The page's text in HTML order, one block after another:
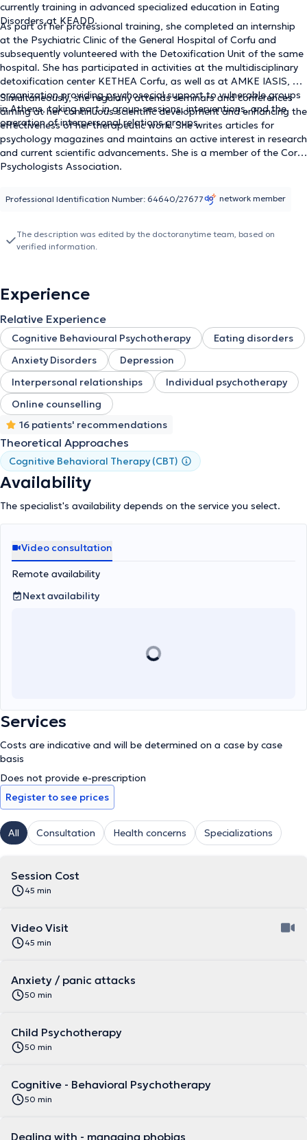
currently training in advanced specialized education in Eating
Disorders at KEADD.
As part of her professional training, she completed an internship
at the Psychiatric Clinic of the General Hospital of Corfu and
subsequently volunteered with the Detoxification Unit of the same
hospital. She has participated in activities at the multidisciplinary
detoxification center KETHEA Corfu, as well as at AMKE IASIS, an
organization providing psychosocial support to vulnerable groups
in Athens, taking part in group sessions, interventions, and the
operation of interpersonal relations groups.
Simultaneously, she regularly attends seminars and conferences
aiming at her continuous scientific development and enhancing the
effectiveness of her therapeutic work. She writes articles for
psychology magazines and maintains an active interest in research
and current scientific advancements. She is a member of the Corfu
Psychologists Association.
Professional Identification Number: 64640/27677 network member
The description was edited by the doctoranytime team, based on
verified information.
Experience
Relative Experience
Cognitive Behavioural Psychotherapy
Eating disorders
Anxiety Disorders
Depression
Interpersonal relationships
Individual psychotherapy
Online counselling
16 patients' recommendations
Theoretical Approaches
Cognitive Behavioral Therapy (CBT)
Availability
The specialist's availability depends on the service you select.
Video consultation
Remote availability
Next availability
Services
Costs are indicative and will be determined on a case by case
basis
Does not provide e-prescription
Register to see prices
All Consultation Health concerns Specializations
Session Cost
45 min
Video Visit
45 min
Anxiety / panic attacks
50 min
Child Psychotherapy
50 min
Cognitive - Behavioral Psychotherapy
50 min
Dealing with - managing phobias